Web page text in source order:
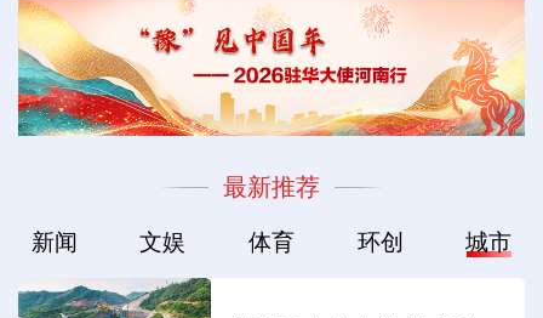
最新推荐
新闻 文娱 体育 环创 城市